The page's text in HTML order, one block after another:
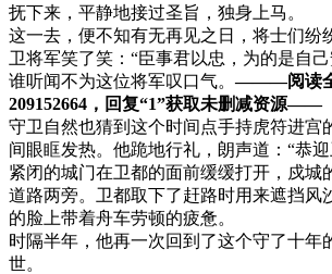
抚下来，平静地接过圣旨，独身上马。
这一去，便不知有无再见之日，将士们纷
卫将军笑了笑：“臣事君以忠，为的是自
谁听闻不为这位将军叹口气。———阅读全
209152664，回复“1”获取未删减资源—​​​​—
守卫自然也猜到这个时间点手持虎符进宫
间眼眶发热。他跪地行礼，朗声道：“恭
紧闭的城门在卫都的面前缓缓打开，戍城
道路两旁。卫都取下了赶路时用来遮挡风
的脸上带着舟车劳顿的疲惫。
时隔半年，他再一次回到了这个守了十年
世。